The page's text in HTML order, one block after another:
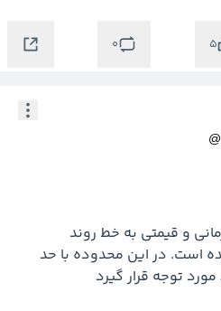
5
0
@